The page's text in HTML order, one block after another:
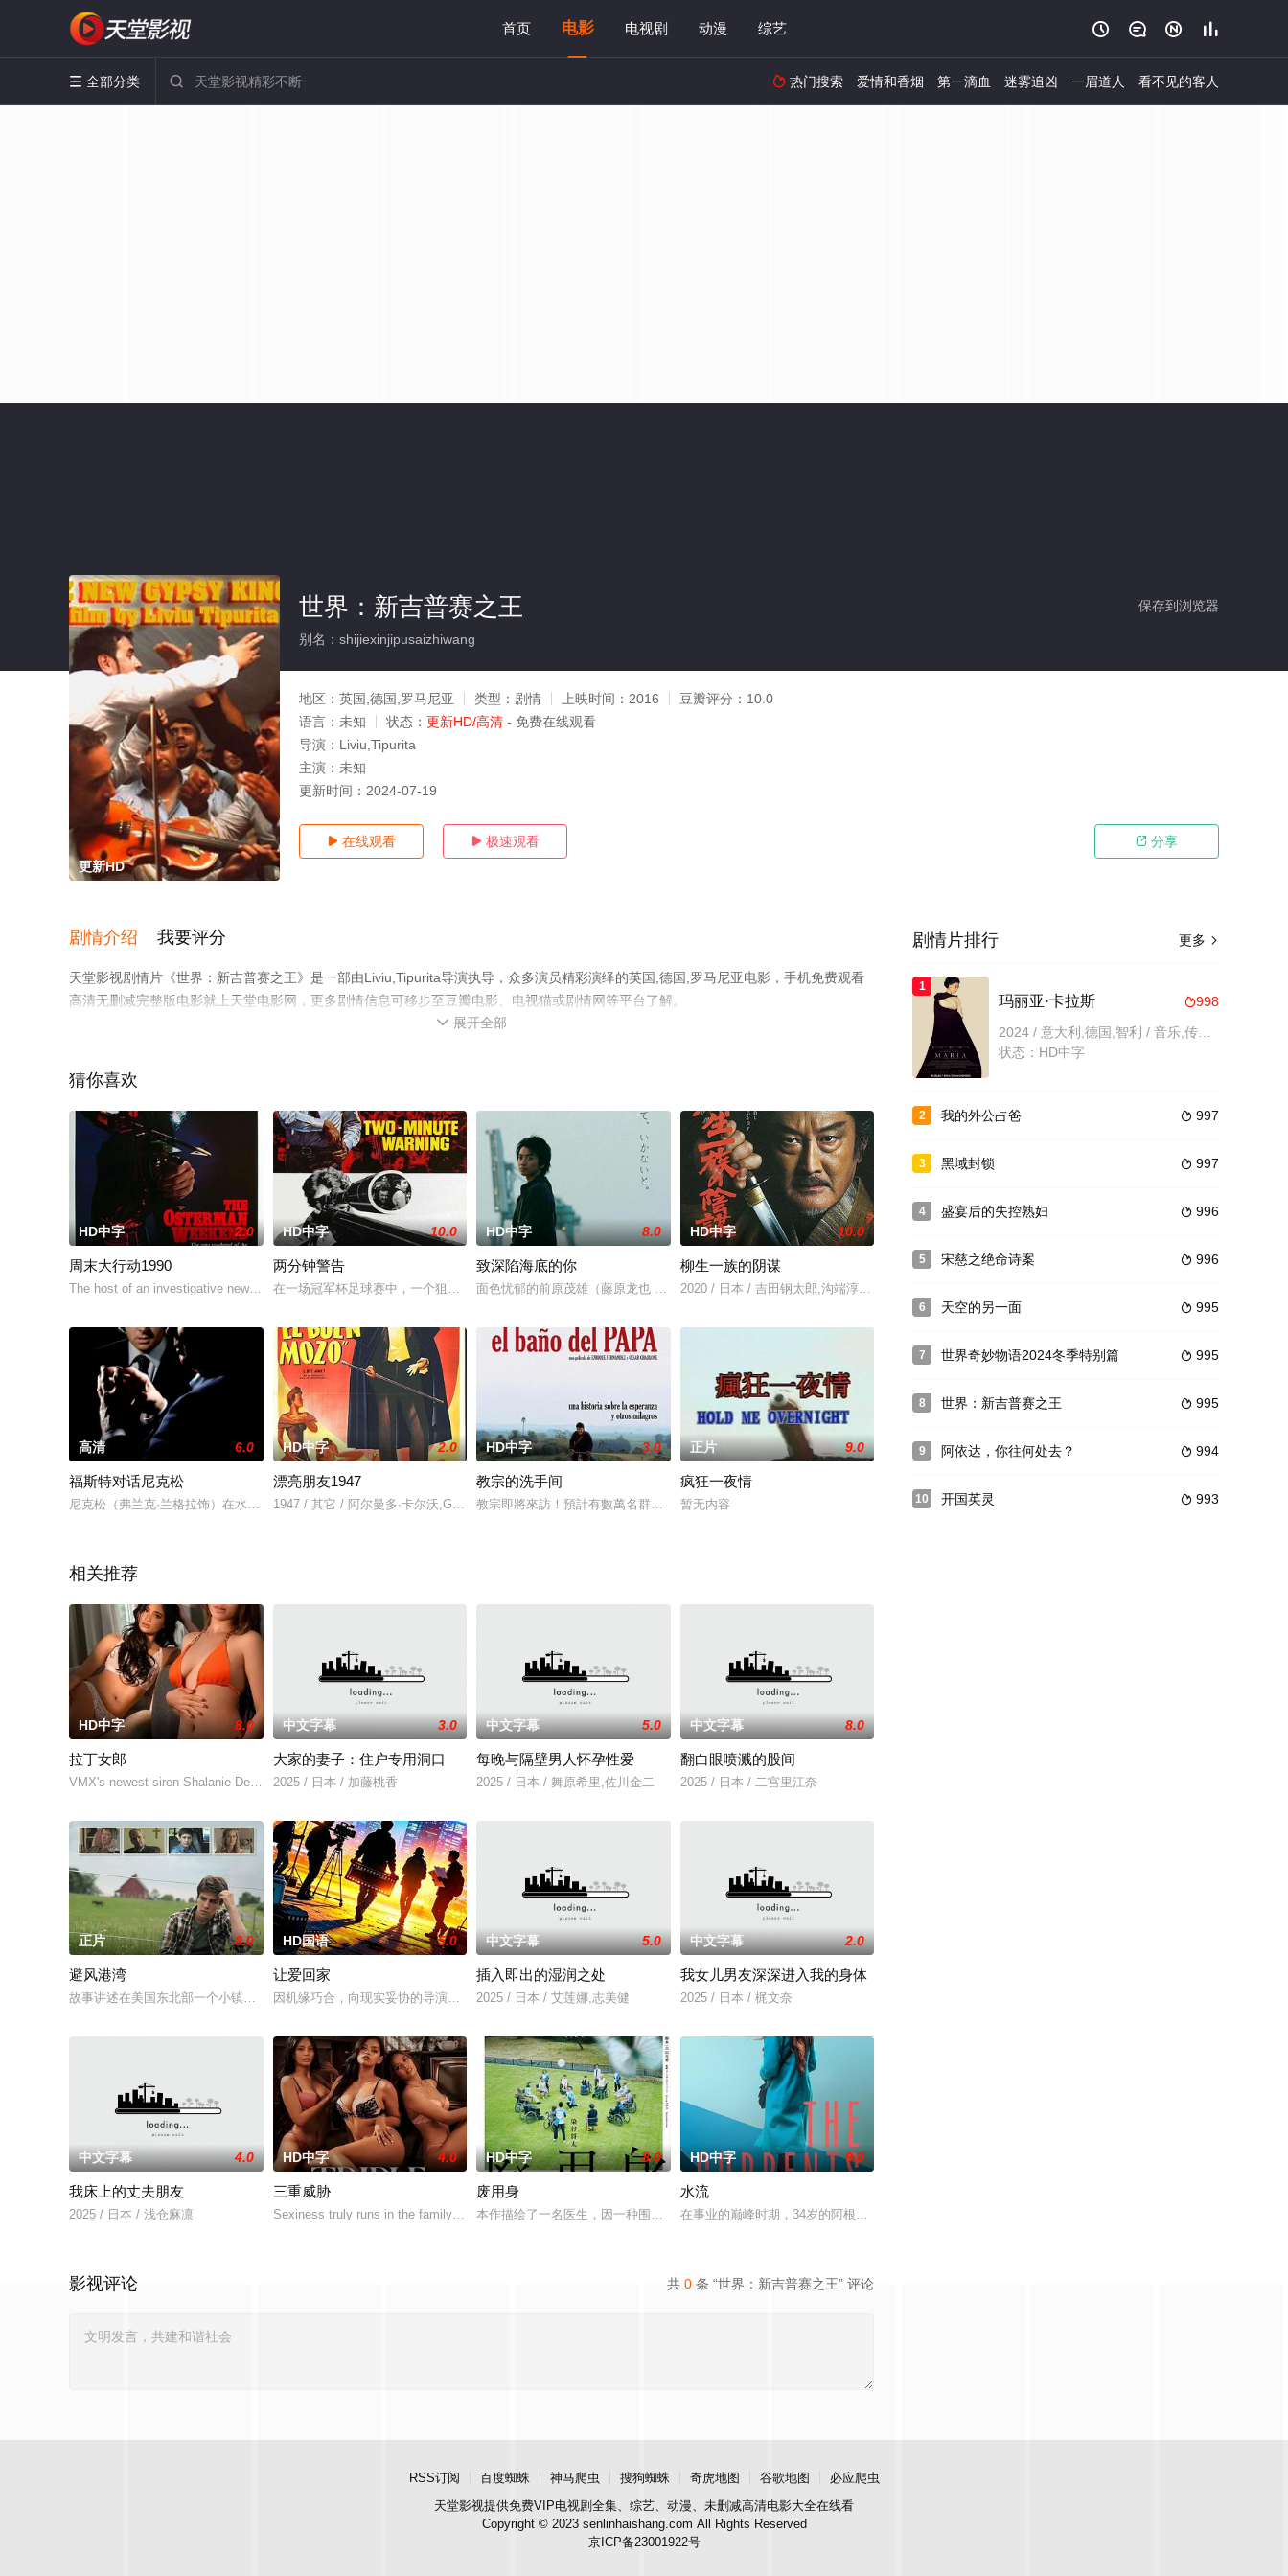
首页 电影 电视剧 动漫 综艺    
 全部分类   热门搜索 爱情和香烟 第一滴血 迷雾追凶 一眉道人 看不见的客人
更新HD
保存到浏览器
世界：新吉普赛之王
别名：shijiexinjipusaizhiwang
地区： 英国,德国,罗马尼亚 类型： 剧情 上映时间： 2016 豆瓣评分： 10.0
语言： 未知 状态： 更新HD/高清 - 免费在线观看
导演： Liviu,Tipurita
主演： 未知
更新时间： 2024-07-19
 在线观看  极速观看  分享
剧情介绍 我要评分
天堂影视剧情片《世界：新吉普赛之王》是一部由Liviu,Tipurita导演执导，众多演员精彩演绎的英国,德国,罗马尼亚电影，手机免费观看
高清无删减完整版电影就上天堂电影网，更多剧情信息可移步至豆瓣电影、电视猫或剧情网等平台了解。
 展开全部
猜你喜欢
HD中字 2.0
周末大行动1990
The host of an investigative news show is convinced by the
HD中字 10.0
两分钟警告
在一场冠军杯足球赛中，一个狙击手让观众席瞬间大乱。这部影片获得金奖提名，在70年代成为记录社会颂扬暴力的代表之作。
HD中字 8.0
致深陷海底的你
面色忧郁的前原茂雄（藤原龙也 饰）中学时代曾遭遇立花隆之介（忍成修吾 饰）等人的欺凌，刻骨铭心的遭遇让他从此有如“深
HD中字 10.0
柳生一族的阴谋
2020 / 日本 / 吉田钢太郎,沟端淳平,冈山天音,饭丰万理江,森田望智,山田纯大,波冈一喜,荒井敦史,佐野岳,高桥
高清 6.0
福斯特对话尼克松
尼克松（弗兰克·兰格拉饰）在水门事件后下台，却始终未曾对公众承认过自己的错误，欠美国人民一个道ddd。福斯特（迈克尔
HD中字 2.0
漂亮朋友1947
1947 / 其它 / 阿尔曼多·卡尔沃,Gloria,Marín,Andrea,Palma,Emilia,Guiú
HD中字 3.0
教宗的洗手间
教宗即將來訪！預計有數萬名群眾將湧進這個小村…。窮困的村民聽到這個好消息，高興得快要昏倒！他們打算趁機海撈一票，於是
正片 9.0
疯狂一夜情
暂无内容
相关推荐
HD中字 8.0
拉丁女郎
VMX's newest siren Shalanie De Vera and Athena Red sizzle
中文字幕 3.0
大家的妻子：住户专用洞口
2025 / 日本 / 加藤桃香
中文字幕 5.0
每晚与隔壁男人怀孕性爱
2025 / 日本 / 舞原希里,佐川金二
中文字幕 8.0
翻白眼喷溅的股间
2025 / 日本 / 二宫里江奈
正片 8.0
避风港湾
故事讲述在美国东北部一个小镇的农场，一个怀抱音乐理想的男孩，在追求爱情与理想的道路上历经的艰辛。男主人公曾被迫接受性
HD国语 5.0
让爱回家
因机缘巧合，向现实妥协的导演朱达仁萌生拍一部《河南人在北京》电影的念头，在说服主编姚松、老乡韩战、二房东杨小强加入后
中文字幕 5.0
插入即出的湿润之处
2025 / 日本 / 艾莲娜,志美健
中文字幕 2.0
我女儿男友深深进入我的身体
2025 / 日本 / 梶文奈
中文字幕 4.0
我床上的丈夫朋友
2025 / 日本 / 浅仓麻凛
HD中字 4.0
三重威胁
Sexiness truly runs in the family. Get to know VMX A-liste
HD中字 8.0
废用身
本作描绘了一名医生，因一种围绕“废用身”——因瘫痪等原因已无恢复可能的四肢——的治疗方法，而一步步踏入在追求理想的理
HD中字 9.0
水流
在事业的巅峰时期，34岁的阿根廷造型师丽娜在瑞士的一场颁奖典礼后，被一种突如其来的冲动驱使。回到布
共 0 条 “世界：新吉普赛之王” 评论
影视评论
更多 
剧情片排行
1
998
玛丽亚·卡拉斯
状态：HD中字
2  997
我的外公占爸
3  997
黑域封锁
4  996
盛宴后的失控熟妇
5  996
宋慈之绝命诗案
6  995
天空的另一面
7  995
世界奇妙物语2024冬季特别篇
8  995
世界：新吉普赛之王
9  994
阿依达，你往何处去？
10  993
开国英灵
RSS订阅 百度蜘蛛 神马爬虫 搜狗蜘蛛 奇虎地图 谷歌地图
必应爬虫
天堂影视提供免费VIP电视剧全集、综艺、动漫、未删减高清电影大全在线看
Copyright © 2023 senlinhaishang.com All Rights Reserved
京ICP备23001922号